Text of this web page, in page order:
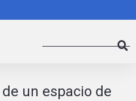
al
un espacio de